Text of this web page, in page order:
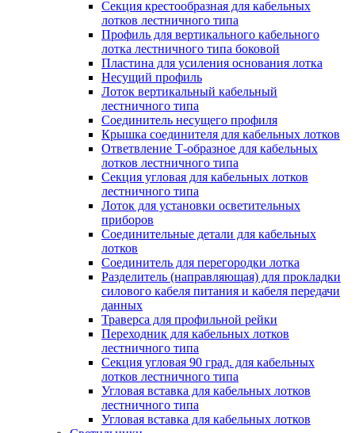
Секция крестообразная для кабельных
лотков лестничного типа
Профиль для вертикального кабельного
лотка лестничного типа боковой
Пластина для усиления основания лотка
Несущий профиль
Лоток вертикальный кабельный
лестничного типа
Соединитель несущего профиля
Крышка соединителя для кабельных лотков
Ответвление Т-образное для кабельных
лотков лестничного типа
Секция угловая для кабельных лотков
лестничного типа
Лоток для установки осветительных
приборов
Соединительные детали для кабельных
лотков
Соединитель для перегородки лотка
Разделитель (направляющая) для прокладки
силового кабеля питания и кабеля передачи
данных
Траверса для профильной рейки
Переходник для кабельных лотков
лестничного типа
Секция угловая 90 град. для кабельных
лотков лестничного типа
Угловая вставка для кабельных лотков
лестничного типа
Угловая вставка для кабельных лотков